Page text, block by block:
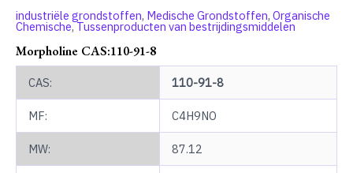
industriële grondstoffen, Medische Grondstoffen, Organische
Chemische,Tussenproducten van bestrijdingsmiddelen
Morpholine CAS:110-91-8
CAS: 110-91-8
MF: C4H9NO
MW: 87.12